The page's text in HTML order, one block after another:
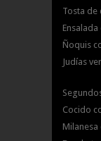
Tosta de
Ñoquis
Judías
Cocido
Milanesa